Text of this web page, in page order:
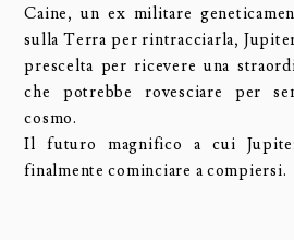
Caine, un ex militare
sulla Terra per rintracciarla,
prescelta per ricevere una
che potrebbe rovesciare per
cosmo.
Il futuro magnifico a cui
finalmente cominciare a compiersi.